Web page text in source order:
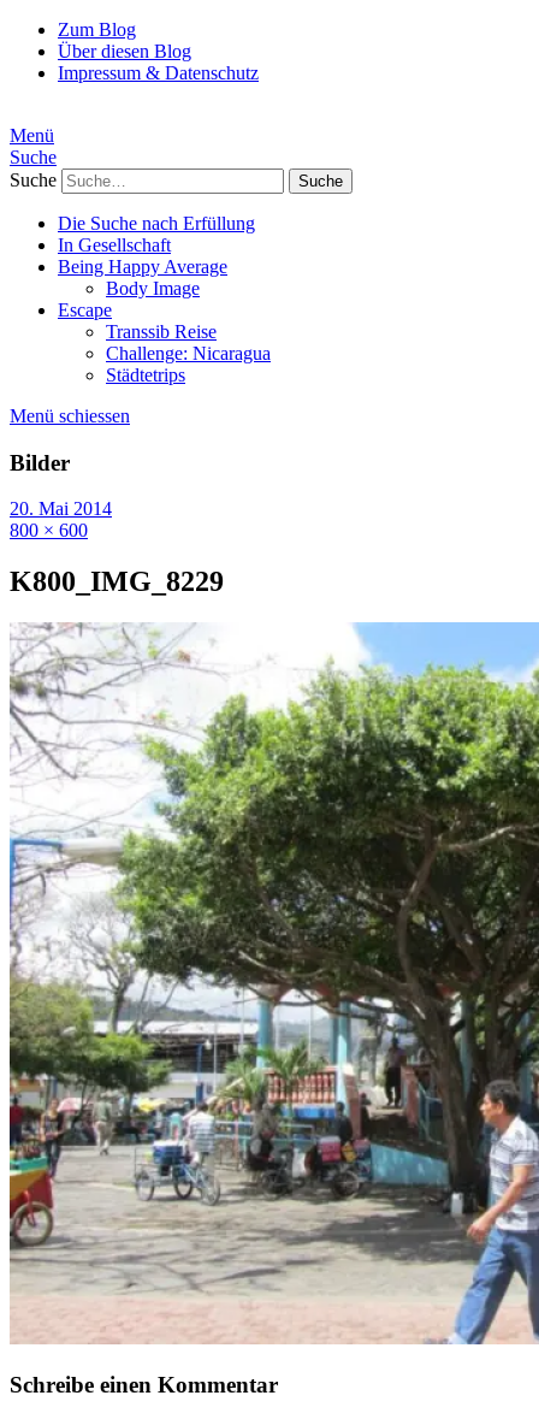
Zum Blog
Über diesen Blog
Impressum & Datenschutz
Menü
Suche
Suche
Die Suche nach Erfüllung
In Gesellschaft
Being Happy Average
Body Image
Escape
Transsib Reise
Challenge: Nicaragua
Städtetrips
Menü schiessen
Bilder
20. Mai 2014
800 × 600
K800_IMG_8229
Schreibe einen Kommentar